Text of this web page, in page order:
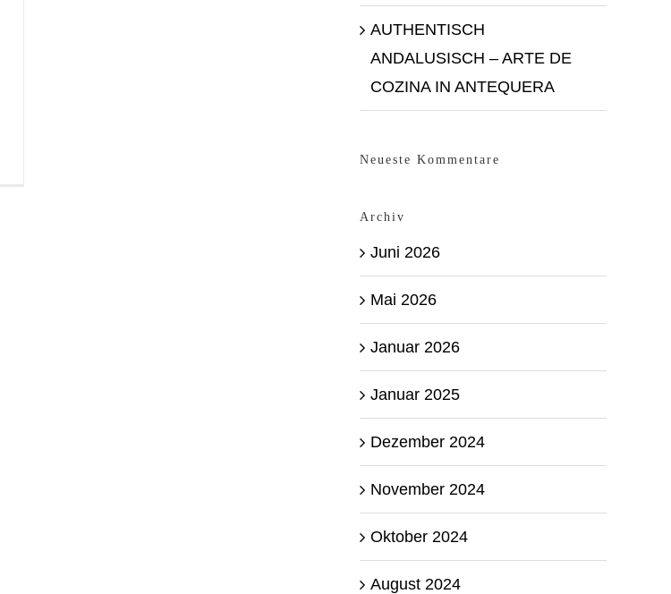
AUTHENTISCH
ANDALUSISCH – ARTE DE
COZINA IN ANTEQUERA
Neueste Kommentare
Archiv
Juni 2026
Mai 2026
Januar 2026
Januar 2025
Dezember 2024
November 2024
Oktober 2024
August 2024